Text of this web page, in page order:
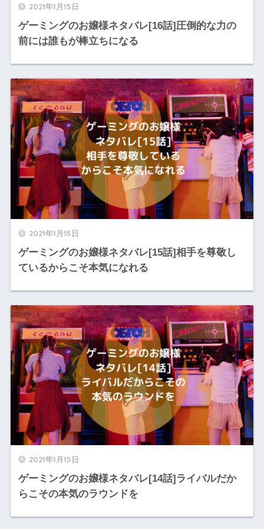
2021年1月15日
ゲーミングのお嬢様ネタバレ[16話]圧倒的な力の
前には誰もが棒立ちになる
2021年1月15日
ゲーミングのお嬢様ネタバレ[15話]相手を尊敬し
ているからこそ本気になれる
2021年1月15日
ゲーミングのお嬢様ネタバレ[14話]ライバルだか
らこその本気のラウンドを